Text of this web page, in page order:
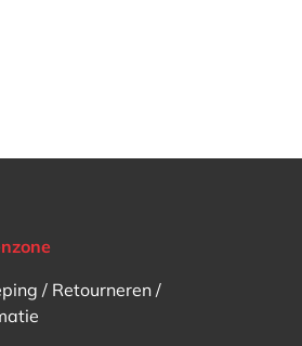
/ Retourneren /